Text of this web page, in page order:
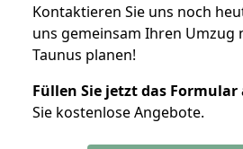
Kontaktieren Sie uns noch
uns gemeinsam Ihren Umzug
Taunus planen!
Füllen Sie jetzt das Formular
Sie kostenlose Angebote.